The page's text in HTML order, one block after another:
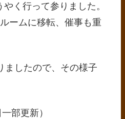
く行って参りました。
ームに移転、催事も重
ましたので、その様子
部更新）